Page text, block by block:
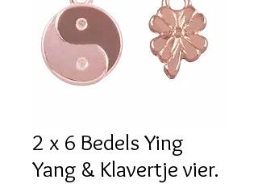
2 x 6 Bedels Ying
Yang & Klavertje vier.